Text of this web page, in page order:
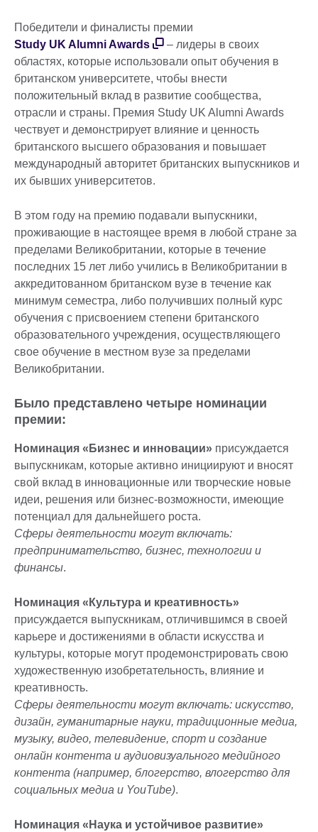
Победители и финалисты премии
Study UK Alumni Awards
– лидеры в своих
областях, которые использовали опыт обучения в
британском университете, чтобы внести
положительный вклад в развитие сообщества,
отрасли и страны. Премия Study UK Alumni Awards
чествует и демонстрирует влияние и ценность
британского высшего образования и повышает
международный авторитет британских выпускников и
их бывших университетов.
В этом году на премию подавали выпускники,
проживающие в настоящее время в любой стране за
пределами Великобритании, которые в течение
последних 15 лет либо учились в Великобритании в
аккредитованном британском вузе в течение как
минимум семестра, либо получивших полный курс
обучения с присвоением степени британского
образовательного учреждения, осуществляющего
свое обучение в местном вузе за пределами
Великобритании.
Было представлено четыре номинации
премии:
Номинация «Бизнес и инновации» присуждается
выпускникам, которые активно инициируют и вносят
свой вклад в инновационные или творческие новые
идеи, решения или бизнес-возможности, имеющие
потенциал для дальнейшего роста.
Сферы деятельности могут включать:
предпринимательство, бизнес, технологии и
финансы.
Номинация «Культура и креативность»
присуждается выпускникам, отличившимся в своей
карьере и достижениями в области искусства и
культуры, которые могут продемонстрировать свою
художественную изобретательность, влияние и
креативность.
Сферы деятельности могут включать: искусство,
дизайн, гуманитарные науки, традиционные медиа,
музыку, видео, телевидение, спорт и создание
онлайн контента и аудиовизуального медийного
контента (например, блогерство, влогерство для
социальных медиа и YouTube).
Номинация «Наука и устойчивое развитие»